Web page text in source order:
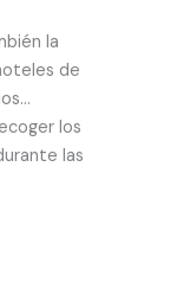
la
de
los
las